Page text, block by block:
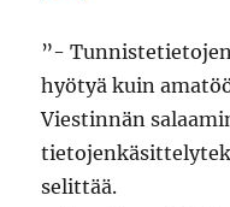
”-
hyötyä kuin
Viestinnän
selittää.